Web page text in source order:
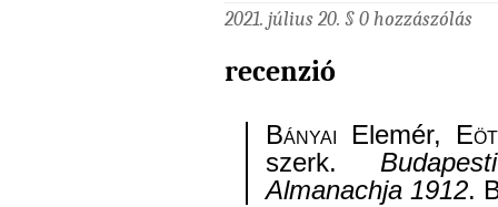
2021. július 20. § 0 hozzászólás
recenzió
Bányai Elemér,
szerk.
Almanachja 1912.